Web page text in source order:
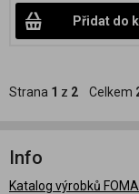
Přidat do
Strana 1 z 2 Celkem
Info
Katalog výrobků FOMA